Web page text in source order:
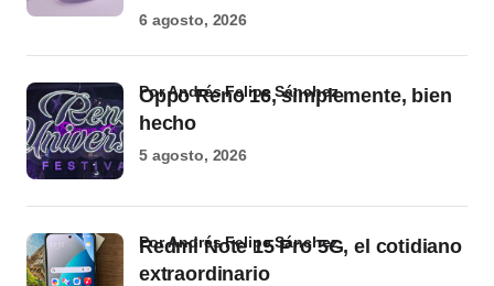
6 agosto, 2026
Oppo Reno 16, simplemente, bien
hecho
por Andrés Felipe Sánchez
5 agosto, 2026
Redmi Note 15 Pro 5G, el cotidiano
extraordinario
por Andrés Felipe Sánchez